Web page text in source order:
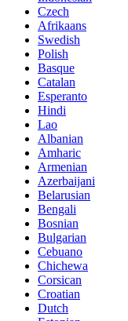
Czech
Afrikaans
Swedish
Polish
Basque
Catalan
Esperanto
Hindi
Lao
Albanian
Amharic
Armenian
Azerbaijani
Belarusian
Bengali
Bosnian
Bulgarian
Cebuano
Chichewa
Corsican
Croatian
Dutch